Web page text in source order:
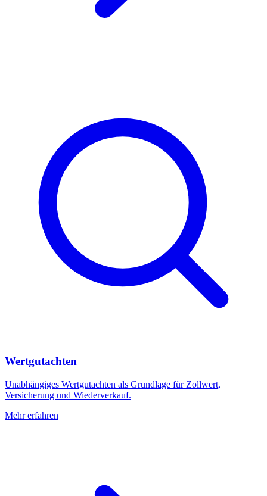
Wertgutachten
Unabhängiges Wertgutachten als Grundlage für Zollwert,
Versicherung und Wiederverkauf.
Mehr erfahren